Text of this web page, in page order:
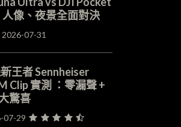
像、夜景全面對決
2026-07-31
王者 Sennheiser
Clip 實測 ：零漏聲 +
驚喜
07-29